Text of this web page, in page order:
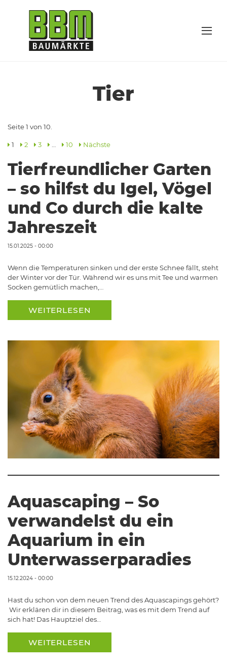
Tier
Seite 1 von 10.
1 2 3 10 Nächste
Tierfreundlicher Garten
– so hilfst du Igel, Vögel
und Co durch die kalte
Jahreszeit
15.01.2025 - 00:00
Wenn die Temperaturen sinken und der erste Schnee fällt, steht
der Winter vor der Tür. Während wir es uns mit Tee und warmen
Socken gemütlich machen,…
WEITERLESEN
Aquascaping – So
verwandelst du ein
Aquarium in ein
Unterwasserparadies
15.12.2024 - 00:00
Hast du schon von dem neuen Trend des Aquascapings gehört?
Wir erklären dir in diesem Beitrag, was es mit dem Trend auf
sich hat! Das Hauptziel des…
WEITERLESEN